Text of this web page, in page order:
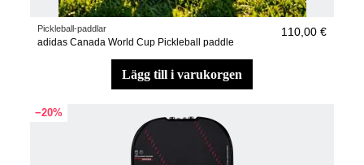
Pickleball-paddlar
adidas Canada World Cup Pickleball paddle
110,00 €
lägg till i varukorgen
−20%